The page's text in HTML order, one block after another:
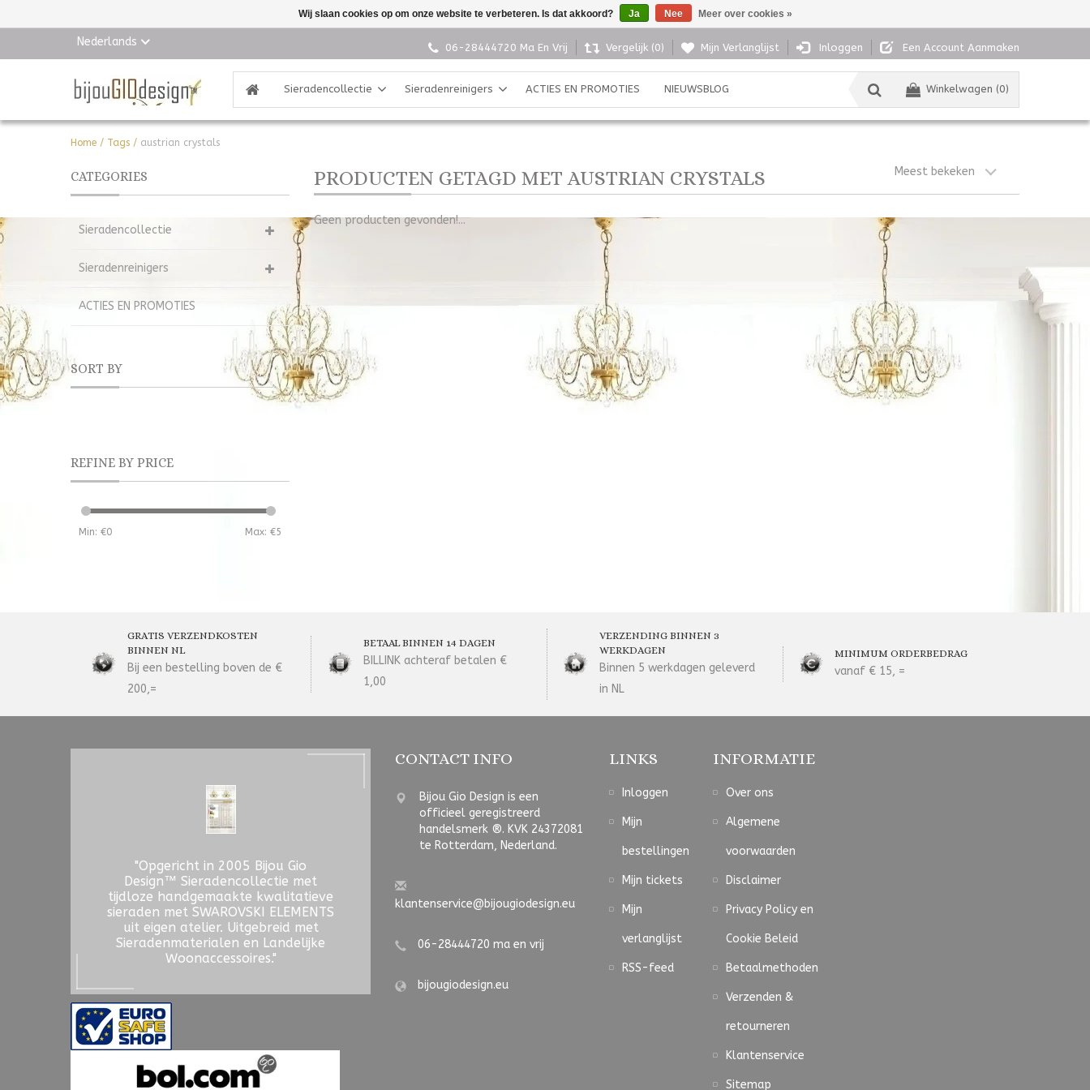
Nederlands 06-28444720 Ma En Vrij Vergelijk (0) Mijn Verlanglijst Inloggen Een Account Aanmaken
Winkelwagen (0)
Sieradencollectie Sieradenreinigers ACTIES EN PROMOTIES NIEUWSBLOG
Home / Tags / austrian crystals
CATEGORIES
Sieradencollectie
Sieradenreinigers
ACTIES EN PROMOTIES
SORT BY
REFINE BY PRICE
Min: €0 Max: €5
PRODUCTEN GETAGD MET AUSTRIAN CRYSTALS Meest bekeken
Geen producten gevonden!...
GRATIS VERZENDKOSTEN
BINNEN NL
Bij een bestelling boven de €
200,=
BETAAL BINNEN 14 DAGEN
BILLINK achteraf betalen €
1,00
VERZENDING BINNEN 3
WERKDAGEN
Binnen 5 werkdagen geleverd
in NL
MINIMUM ORDERBEDRAG
vanaf € 15, =
"Opgericht in 2005 Bijou Gio
Design™ Sieradencollectie met
tijdloze handgemaakte kwalitatieve
sieraden met SWAROVSKI ELEMENTS
uit eigen atelier. Uitgebreid met
Sieradenmaterialen en Landelijke
Woonaccessoires."
CONTACT INFO
Bijou Gio Design is een
officieel geregistreerd
handelsmerk ®. KVK 24372081
te Rotterdam, Nederland.
klantenservice@bijougiodesign.eu
06-28444720 ma en vrij
bijougiodesign.eu
LINKS
Inloggen
Mijn
bestellingen
Mijn tickets
Mijn
verlanglijst
RSS-feed
INFORMATIE
Over ons
Algemene
voorwaarden
Disclaimer
Privacy Policy en
Cookie Beleid
Betaalmethoden
Verzenden &
retourneren
Klantenservice
Sitemap
Wij slaan cookies op om onze website te verbeteren. Is dat akkoord? Ja Nee Meer over cookies »